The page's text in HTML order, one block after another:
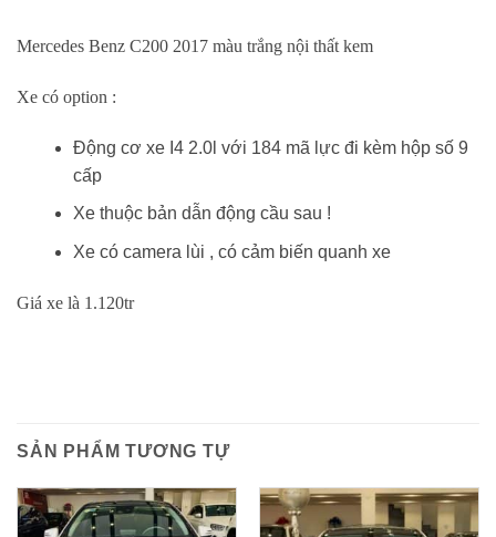
Mercedes Benz C200 2017 màu trắng nội thất kem
Xe có option :
Động cơ xe I4 2.0l với 184 mã lực đi kèm hộp số 9
cấp
Xe thuộc bản dẫn động cầu sau !
Xe có camera lùi , có cảm biến quanh xe
Giá xe là 1.120tr
SẢN PHẨM TƯƠNG TỰ